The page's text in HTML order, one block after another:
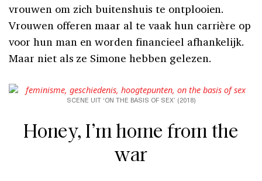
vrouwen om zich buitenshuis te ontplooien.
Vrouwen offeren maar al te vaak hun carrière op
voor hun man en worden financieel afhankelijk.
Maar niet als ze Simone hebben gelezen.
SCENE UIT ‘ON THE BASIS OF SEX’ (2018)
Honey, I’m home from the
war